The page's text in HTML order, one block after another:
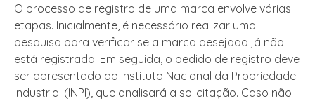
O processo de registro de uma marca envolve várias
etapas. Inicialmente, é necessário realizar uma
pesquisa para verificar se a marca desejada já não
está registrada. Em seguida, o pedido de registro deve
ser apresentado ao Instituto Nacional da Propriedade
Industrial (INPI), que analisará a solicitação. Caso não